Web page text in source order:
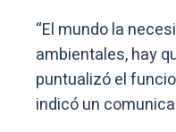
“El mundo la
ambientales, hay
puntualizó el
indicó un